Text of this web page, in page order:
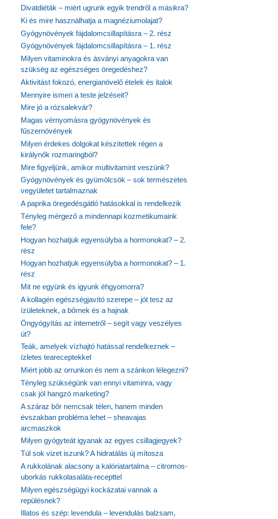
Divatdiéták – miért ugrunk egyik trendről a másikra?
Ki és mire használhatja a magnéziumolajat?
Gyógynövények fájdalomcsillapításra – 2. rész
Gyógynövények fájdalomcsillapításra – 1. rész
Milyen vitaminokra és ásványi anyagokra van
szükség az egészséges öregedéshez?
Aktivitást fokozó, energianövelő ételek és italok
Mennyire ismeri a teste jelzéseit?
Mire jó a rózsalekvár?
Magas vérnyomásra gyógynövények és
fűszernövények
Milyen érdekes dolgokat készítettek régen a
királynők rozmaringból?
Mire figyeljünk, amikor multivitamint veszünk?
Gyógynövények és gyümölcsök – sok természetes
vegyületet tartalmaznak
A paprika öregedésgátló hatásokkal is rendelkezik
Tényleg mérgező a mindennapi kozmetikumaink
fele?
Hogyan hozhatjuk egyensúlyba a hormonokat? – 2.
rész
Hogyan hozhatjuk egyensúlyba a hormonokat? – 1.
rész
Mit ne együnk és igyunk éhgyomorra?
A kollagén egészségjavító szerepe – jót tesz az
ízületeknek, a bőrnek és a hajnak
Öngyógyítás az internetről – segít vagy veszélyes
út?
Teák, amelyek vízhajtó hatással rendelkeznek –
ízletes teareceptekkel
Miért jobb az orrunkon és nem a szánkon lélegezni?
Tényleg szükségünk van ennyi vitaminra, vagy
csak jól hangzó marketing?
A száraz bőr nemcsak télen, hanem minden
évszakban probléma lehet – sheavajas
arcmaszkok
Milyen gyógyteát igyanak az egyes csillagjegyek?
Túl sok vizet iszunk? A hidratálás új mítosza
A rukkolának alacsony a kalóriatartalma – citromos-
uborkás rukkolasaláta-recepttel
Milyen egészségügyi kockázatai vannak a
repülésnek?
Illatos és szép: levendula – levendulás balzsam,